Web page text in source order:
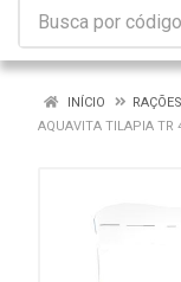
INÍCIO RAÇÕES
AQUAVITA TILAPIA TR